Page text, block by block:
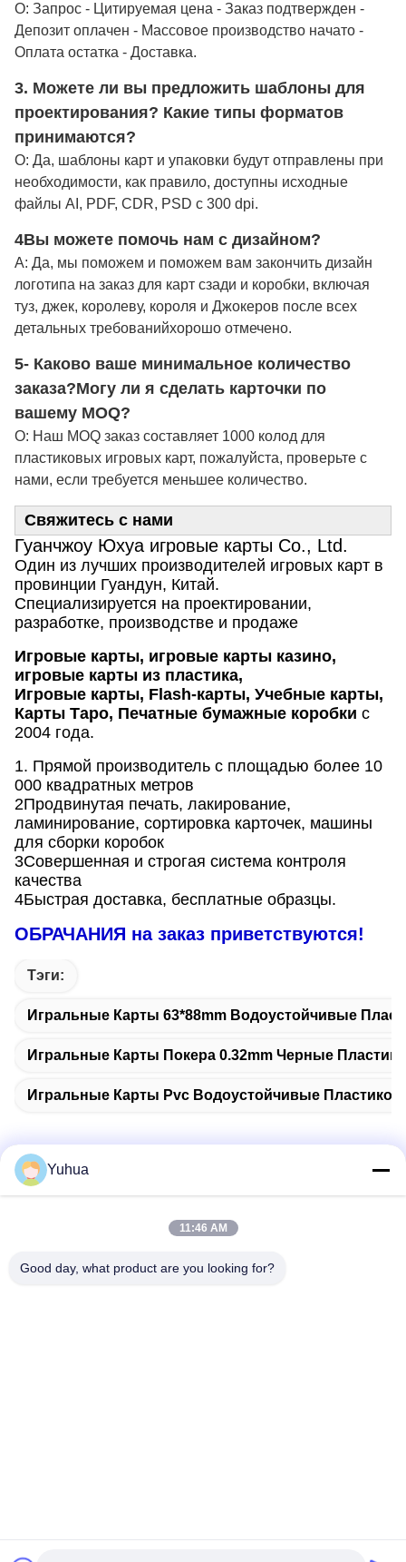
О: Запрос - Цитируемая цена - Заказ подтвержден -
Депозит оплачен - Массовое производство начато -
Оплата остатка - Доставка.
3. Можете ли вы предложить шаблоны для
проектирования? Какие типы форматов
принимаются?
О: Да, шаблоны карт и упаковки будут отправлены при
необходимости, как правило, доступны исходные
файлы AI, PDF, CDR, PSD с 300 dpi.
4Вы можете помочь нам с дизайном?
A: Да, мы поможем и поможем вам закончить дизайн
логотипа на заказ для карт сзади и коробки, включая
туз, джек, королеву, короля и Джокеров после всех
детальных требованийхорошо отмечено.
5- Каково ваше минимальное количество
заказа?Могу ли я сделать карточки по
вашему MOQ?
О: Наш MOQ заказ составляет 1000 колод для
пластиковых игровых карт, пожалуйста, проверьте с
нами, если требуется меньшее количество.
Свяжитесь с нами
Гуанчжоу Юхуа игровые карты Co., Ltd.
Один из лучших производителей игровых карт в
провинции Гуандун, Китай.
Специализируется на проектировании,
разработке, производстве и продаже
Игровые карты, игровые карты казино,
игровые карты из пластика,
Игровые карты, Flash-карты, Учебные карты,
Карты Таро, Печатные бумажные коробки с
2004 года.
1. Прямой производитель с площадью более 10
000 квадратных метров
2Продвинутая печать, лакирование,
ламинирование, сортировка карточек, машины
для сборки коробок
3Совершенная и строгая система контроля
качества
4Быстрая доставка, бесплатные образцы.
ОБРАЧАНИЯ на заказ приветствуются!
Тэги:
Игральные Карты 63*88mm Водоустойчивые
Игральные Карты Покера 0.32mm Черные
Игральные Карты Pvc Водоустойчивые
Guangdong Yuhua Playing Cards Co., Ltd. Добавить: No 26
2021-2026 GUANGDONG YUHUA PLAYING CARDS CO.,LTD.
Yuhua
11:46 AM
Good day, what product are you looking for?